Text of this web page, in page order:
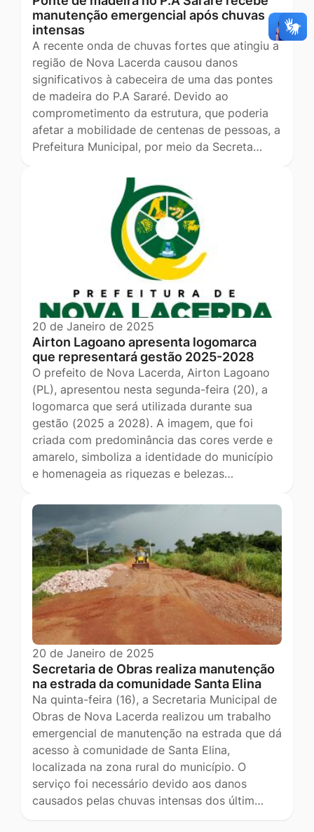
manutenção emergencial após chuvas
intensas
A recente onda de chuvas fortes que atingiu a
região de Nova Lacerda causou danos
significativos à cabeceira de uma das pontes
de madeira do P.A Sararé. Devido ao
comprometimento da estrutura, que poderia
afetar a mobilidade de centenas de pessoas, a
Prefeitura Municipal, por meio da Secreta…
20 de Janeiro de 2025
Airton Lagoano apresenta logomarca
que representará gestão 2025-2028
O prefeito de Nova Lacerda, Airton Lagoano
(PL), apresentou nesta segunda-feira (20), a
logomarca que será utilizada durante sua
gestão (2025 a 2028). A imagem, que foi
criada com predominância das cores verde e
amarelo, simboliza a identidade do município
e homenageia as riquezas e belezas…
20 de Janeiro de 2025
Secretaria de Obras realiza manutenção
na estrada da comunidade Santa Elina
Na quinta-feira (16), a Secretaria Municipal de
Obras de Nova Lacerda realizou um trabalho
emergencial de manutenção na estrada que dá
acesso à comunidade de Santa Elina,
localizada na zona rural do município. O
serviço foi necessário devido aos danos
causados pelas chuvas intensas dos últim…